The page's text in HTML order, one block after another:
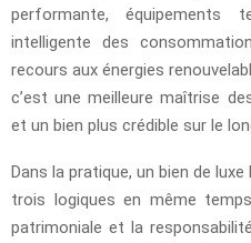
performante, équipements
intelligente des
recours aux énergies
c’est une meilleure maîtrise
et un bien plus crédible sur le
Dans la pratique, un bien de
trois logiques en même
patrimoniale et la